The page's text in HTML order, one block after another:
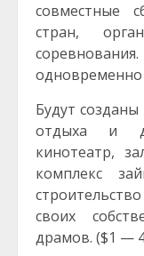
совместные
стран,
одновременно
Будут
отдыха и
кинотеатр,
комплекс
своих
драмов. ($1 —